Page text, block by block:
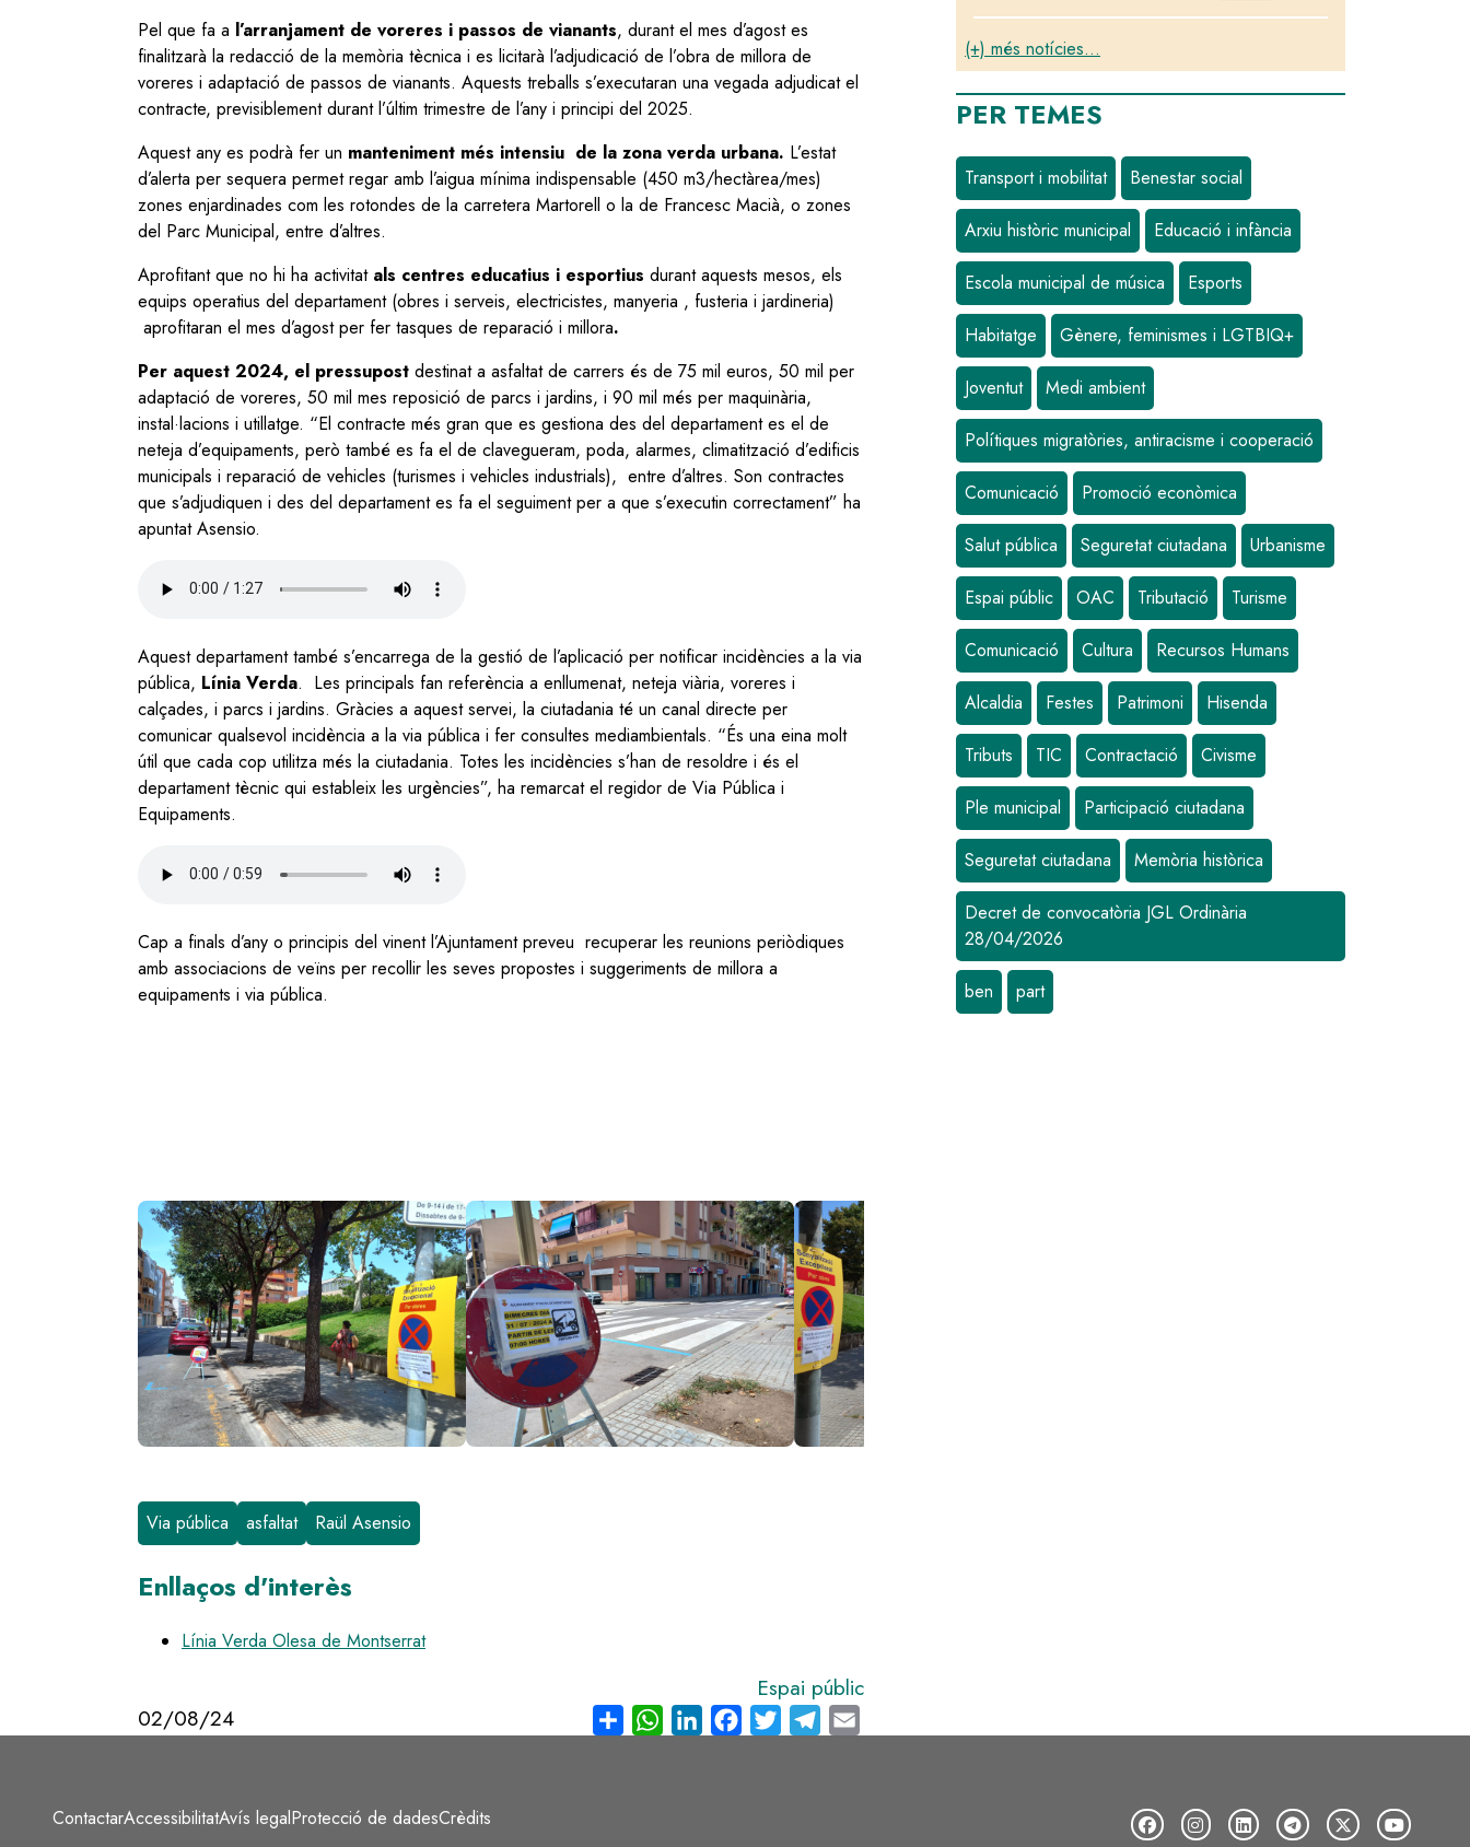
Pel que fa a l’arranjament de voreres i passos de vianants, durant el mes d’agost es
finalitzarà la redacció de la memòria tècnica i es licitarà l’adjudicació de l’obra de millora de
voreres i adaptació de passos de vianants. Aquests treballs s’executaran una vegada adjudicat el
contracte, previsiblement durant l’últim trimestre de l’any i principi del 2025.
Aquest any es podrà fer un manteniment més intensiu de la zona verda urbana. L’estat
d’alerta per sequera permet regar amb l’aigua mínima indispensable (450 m3/hectàrea/mes)
zones enjardinades com les rotondes de la carretera Martorell o la de Francesc Macià, o zones
del Parc Municipal, entre d’altres.
Aprofitant que no hi ha activitat als centres educatius i esportius durant aquests mesos, els
equips operatius del departament (obres i serveis, electricistes, manyeria , fusteria i jardineria)
aprofitaran el mes d’agost per fer tasques de reparació i millora.
Per aquest 2024, el pressupost destinat a asfaltat de carrers és de 75 mil euros, 50 mil per
adaptació de voreres, 50 mil mes reposició de parcs i jardins, i 90 mil més per maquinària,
instal·lacions i utillatge. “El contracte més gran que es gestiona des del departament es el de
neteja d’equipaments, però també es fa el de clavegueram, poda, alarmes, climatització d’edificis
municipals i reparació de vehicles (turismes i vehicles industrials), entre d’altres. Son contractes
que s’adjudiquen i des del departament es fa el seguiment per a que s’executin correctament” ha
apuntat Asensio.
Aquest departament també s’encarrega de la gestió de l’aplicació per notificar incidències a la via
pública, Línia Verda. Les principals fan referència a enllumenat, neteja viària, voreres i
calçades, i parcs i jardins. Gràcies a aquest servei, la ciutadania té un canal directe per
comunicar qualsevol incidència a la via pública i fer consultes mediambientals. “És una eina molt
útil que cada cop utilitza més la ciutadania. Totes les incidències s’han de resoldre i és el
departament tècnic qui estableix les urgències”, ha remarcat el regidor de Via Pública i
Equipaments.
Cap a finals d’any o principis del vinent l’Ajuntament preveu recuperar les reunions periòdiques
amb associacions de veïns per recollir les seves propostes i suggeriments de millora a
equipaments i via pública.
Image Image Image
Via pública asfaltat Raül Asensio
Enllaços d'interès
Línia Verda Olesa de Montserrat
Espai públic
02/08/24
Share WhatsAppLinkedInFacebook
Twitter Telegram
(+) més notícies...
PER TEMES
Transport i mobilitat Benestar social
Arxiu històric municipal Educació i infància
Escola municipal de música Esports
Habitatge Gènere, feminismes i LGTBIQ+
Joventut Medi ambient
Polítiques migratòries, antiracisme i cooperació
Comunicació Promoció econòmica
Salut pública Seguretat ciutadana Urbanisme
Espai públic OAC Tributació Turisme
Comunicació Cultura Recursos Humans
Alcaldia Festes Patrimoni Hisenda
Tributs TIC Contractació Civisme
Ple municipal Participació ciutadana
Seguretat ciutadana Memòria històrica
Decret de convocatòria JGL Ordinària
28/04/2026
ben part
Peu
ContactarAccessibilitatAvís legalProtecció de dadesCrèdits